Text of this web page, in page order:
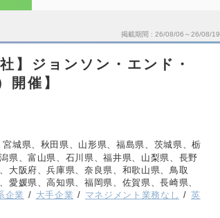
掲載期間 26/08/06～26/08/19
】ジョンソン・エンド・
開催】
城県、秋田県、山形県、福島県、茨城県、栃
県、富山県、石川県、福井県、山梨県、長野
大阪府、兵庫県、奈良県、和歌山県、鳥取
愛媛県、高知県、福岡県、佐賀県、長崎県、
企業 大手企業 マネジメント業務なし
英